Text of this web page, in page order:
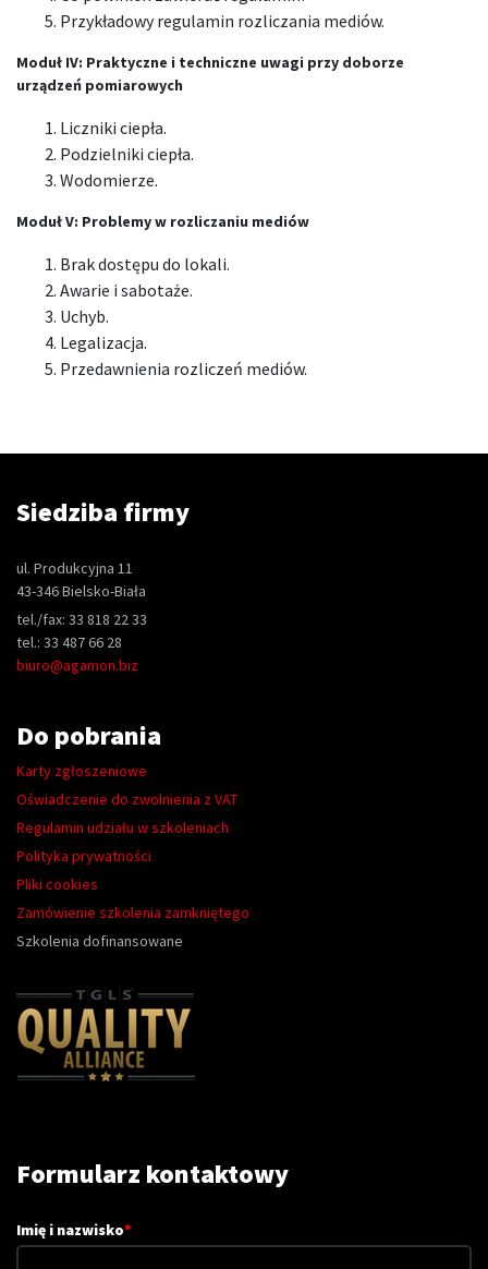
Przykładowy regulamin rozliczania mediów.
Moduł IV: Praktyczne i techniczne uwagi przy doborze
urządzeń pomiarowych
Liczniki ciepła.
Podzielniki ciepła.
Wodomierze.
Moduł V: Problemy w rozliczaniu mediów
Brak dostępu do lokali.
Awarie i sabotaże.
Uchyb.
Legalizacja.
Przedawnienia rozliczeń mediów.
Siedziba firmy
ul. Produkcyjna 11
43-346 Bielsko-Biała
tel./fax: 33 818 22 33
tel.: 33 487 66 28
biuro@agamon.biz
Do pobrania
Karty zgłoszeniowe
Oświadczenie do zwolnienia z VAT
Regulamin udziału w szkoleniach
Polityka prywatności
Pliki cookies
Zamówienie szkolenia zamkniętego
Szkolenia dofinansowane
Formularz kontaktowy
Imię i nazwisko*